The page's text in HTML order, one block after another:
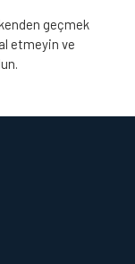
geçmek
etmeyin ve